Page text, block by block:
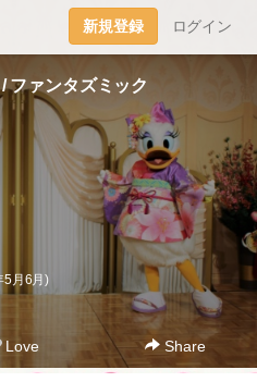
新規登録 ログイン
ファンタズミック
5月6月)
Love Share